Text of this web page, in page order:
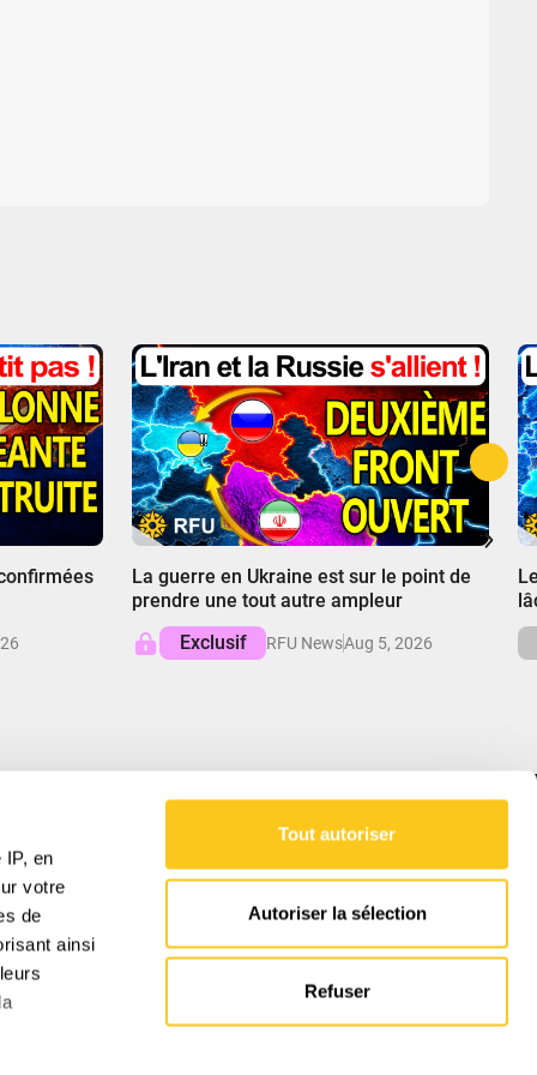
en
votre
de
ainsi
Tout autoriser
Autoriser la sélection
Refuser
La guerre en Ukraine est sur le point de
prendre une tout autre ampleur
Exclusif
RFU NewsAug 5, 2026
affaires mondiales, démêlant les complexités
pour favoriser la compréhension des forces qui
façonnent notre monde.